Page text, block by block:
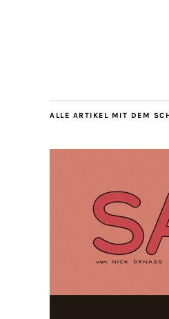
ALLE ARTIKEL MIT DEM